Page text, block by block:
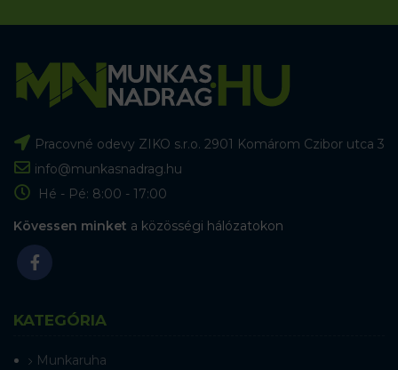
Pracovné odevy ZIKO s.r.o. 2901 Komárom Czibor utca 3
info@munkasnadrag.hu
Hé - Pé: 8:00 - 17:00
Kövessen minket a közösségi hálózatokon
KATEGÓRIA
Munkaruha